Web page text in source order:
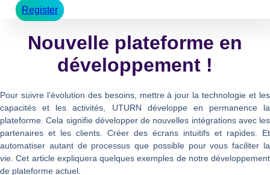
Register
Nouvelle plateforme en
développement !
Pour suivre l’évolution des besoins, mettre à jour la technologie et les
capacités et les activités, UTURN développe en permanence la
plateforme. Cela signifie développer de nouvelles intégrations avec les
partenaires et les clients. Créer des écrans intuitifs et rapides. Et
automatiser autant de processus que possible pour vous faciliter la
vie. Cet article expliquera quelques exemples de notre développement
de plateforme actuel.